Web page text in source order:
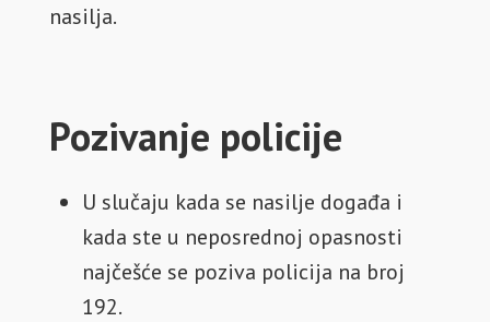
nasilja.
Pozivanje policije
U slučaju kada se nasilje događa i
kada ste u neposrednoj opasnosti
najčešće se poziva policija na broj
192.